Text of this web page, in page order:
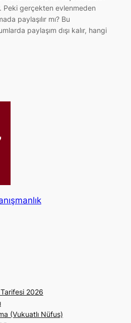
Peki gerçekten evlenmeden
paylaşılır mı? Bu
paylaşım dışı kalır, hangi
2026
(Vukuatlı Nüfus)